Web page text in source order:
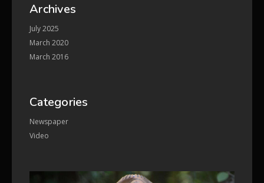
Archives
July 2025
March 2020
March 2016
Categories
Newspaper
Video